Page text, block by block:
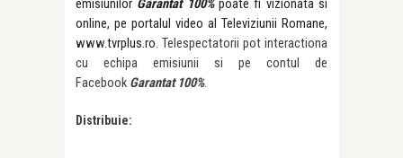
emisiunilor Garantat 100%poate fi vizionata si
online, pe portalul video al Televiziunii Romane,
www.tvrplus.ro. Telespectatorii pot interactiona
cu echipa emisiunii si pe contul de
Facebook Garantat 100%.
Distribuie: